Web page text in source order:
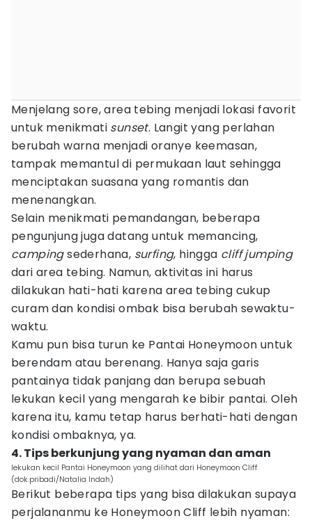
Menjelang sore, area tebing menjadi lokasi favorit
untuk menikmati sunset. Langit yang perlahan
berubah warna menjadi oranye keemasan,
tampak memantul di permukaan laut sehingga
menciptakan suasana yang romantis dan
menenangkan.
Selain menikmati pemandangan, beberapa
pengunjung juga datang untuk memancing,
campingsederhana, surfing, hingga cliff jumping
dari area tebing. Namun, aktivitas ini harus
dilakukan hati-hati karena area tebing cukup
curam dan kondisi ombak bisa berubah sewaktu-
waktu.
Kamu pun bisa turun ke Pantai Honeymoon untuk
berendam atau berenang. Hanya saja garis
pantainya tidak panjang dan berupa sebuah
lekukan kecil yang mengarah ke bibir pantai. Oleh
karena itu, kamu tetap harus berhati-hati dengan
kondisi ombaknya, ya.
4. Tips berkunjung yang nyaman dan aman
lekukan kecil Pantai Honeymoon yang dilihat dari Honeymoon Cliff
(dok.pribadi/Natalia Indah)
Berikut beberapa tips yang bisa dilakukan supaya
perjalananmu ke Honeymoon Cliff lebih nyaman: